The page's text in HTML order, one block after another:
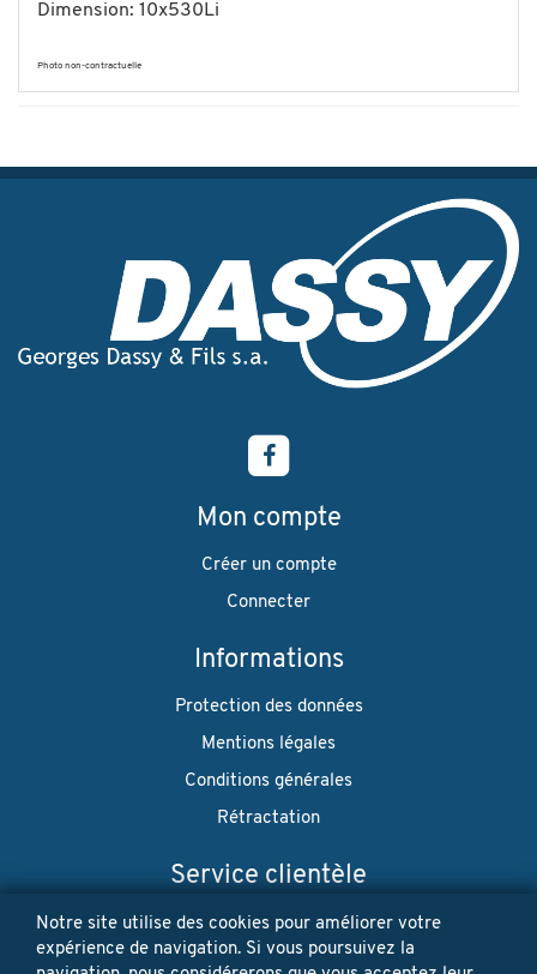
Dimension: 10x530Li
Photo non-contractuelle
Mon compte
Créer un compte
Connecter
Informations
Protection des données
Mentions légales
Conditions générales
Rétractation
Service clientèle
Envoi
Notre site utilise des cookies pour améliorer votre
expérience de navigation. Si vous poursuivez la